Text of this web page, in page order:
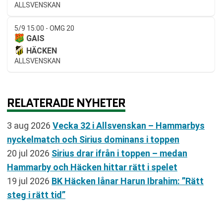
ALLSVENSKAN
5/9 15:00 - OMG 20
GAIS
HÄCKEN
ALLSVENSKAN
RELATERADE NYHETER
3 aug 2026 Vecka 32 i Allsvenskan – Hammarbys
nyckelmatch och Sirius dominans i toppen
20 jul 2026 Sirius drar ifrån i toppen – medan
Hammarby och Häcken hittar rätt i spelet
19 jul 2026 BK Häcken lånar Harun Ibrahim: ”Rätt
steg i rätt tid”